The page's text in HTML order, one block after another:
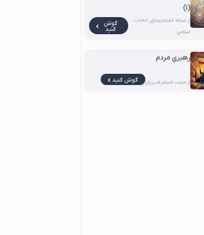
(۱)
از شبکه گفتمان‌سازان انقلاب
اسلامی
گوش
کنید
رهبریِ مردم
از حجت الاسلام قنبریان گوش کنید